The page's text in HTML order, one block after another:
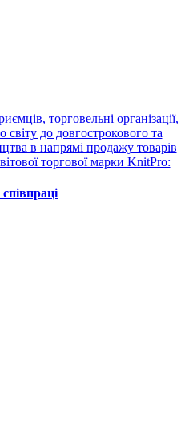
торговельні організації,
світу до довгострокового та
в напрямі продажу товарів
торгової марки KnitPro: